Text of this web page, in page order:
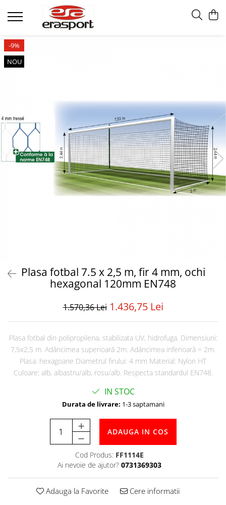
Accesorii Antrenament
Fruiere
Cronometre
Rulete
Pompe
Set hidratare
Plase - Coșuri mingi
Scărițe-Cercuri-Diverse
Bloc-starturi
Garduri
Sărituri
Cronometre
Rulete
Cuie atletism
Veste departajare
Fitness - Aerobic
-9%
NOU
Plasa fotbal 7.5 x 2,5 m, fir 4 mm, ochi
hexagonal 120mm EN748
1.570,36 Lei 1.436,75 Lei
Plasa fotbal din polipropilena, stabilizata UV, hidrofuga. Dimensiuni:
7,5x2,5 m. Adâncimea superioară 2m. Adâncimea inferioară = 2m.
Plasa: hexagoane Diametrul firului: 4 mm Material: Nylon HT
Culoare: alb, albastru/alb, rosu/alb. Respecta standardul EN748.
IN STOC
Durata de livrare: 1-3 saptamani
ADAUGA IN COS
Cod Produs: FF1114E
Ai nevoie de ajutor? 0731369303
Adauga la Favorite Cere informatii